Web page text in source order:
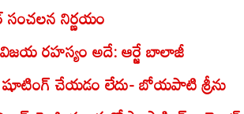
నిర్ణయం
రహస్యం అదే: ఆర్జే బాలాజీ
షూటింగ్ చేయడం లేదు- బోయపాటి శ్రీను